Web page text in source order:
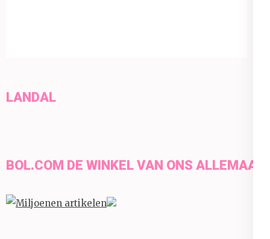
LANDAL
BOL.COM DE WINKEL VAN ONS ALLEMAAL